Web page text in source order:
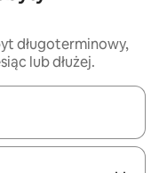
długoterminowy,
lub dłużej.
poruszać się po nich za